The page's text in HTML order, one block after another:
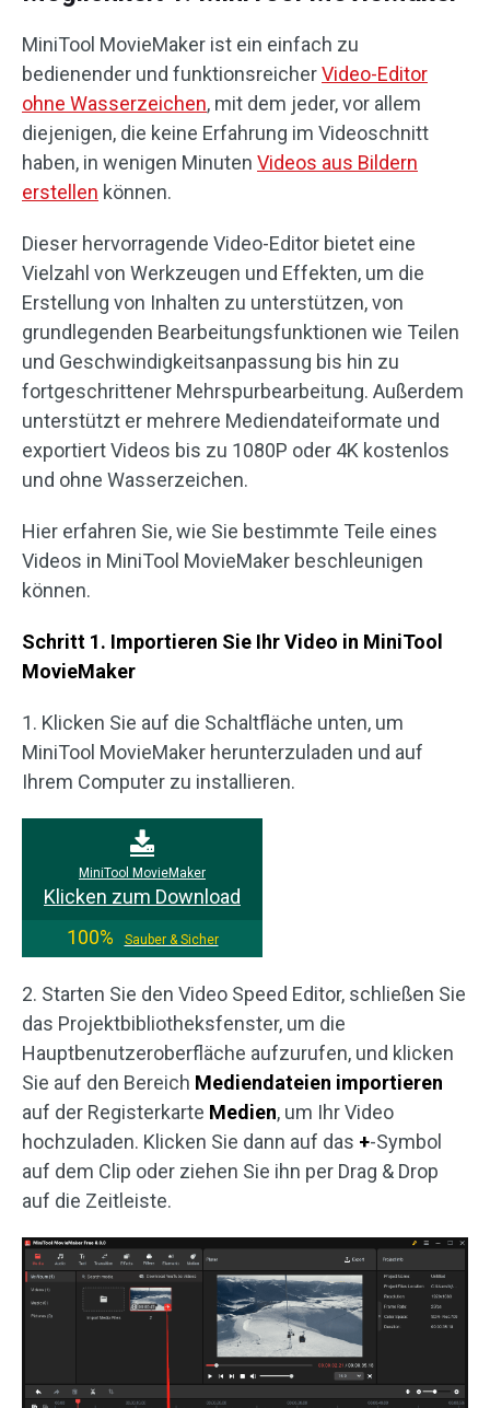
MiniTool MovieMaker ist ein einfach zu
bedienender und funktionsreicherVideo-Editor
ohne Wasserzeichen, mit dem jeder, vor allem
diejenigen, die keine Erfahrung im Videoschnitt
haben, in wenigen Minuten Videos aus Bildern
erstellen können.
Dieser hervorragende Video-Editor bietet eine
Vielzahl von Werkzeugen und Effekten, um die
Erstellung von Inhalten zu unterstützen, von
grundlegenden Bearbeitungsfunktionen wie Teilen
und Geschwindigkeitsanpassung bis hin zu
fortgeschrittener Mehrspurbearbeitung. Außerdem
unterstützt er mehrere Mediendateiformate und
exportiert Videos bis zu 1080P oder 4K kostenlos
und ohne Wasserzeichen.
Hier erfahren Sie, wie Sie bestimmte Teile eines
Videos in MiniTool MovieMaker beschleunigen
können.
Schritt 1. Importieren Sie Ihr Video in MiniTool
MovieMaker
1. Klicken Sie auf die Schaltfläche unten, um
MiniTool MovieMaker herunterzuladen und auf
Ihrem Computer zu installieren.
MiniTool MovieMaker
Klicken zum Download
100%
Sauber & Sicher
2. Starten Sie den Video Speed Editor, schließen Sie
das Projektbibliotheksfenster, um die
Hauptbenutzeroberfläche aufzurufen, und klicken
Sie auf den Bereich Mediendateien importieren
auf der Registerkarte Medien, um Ihr Video
hochzuladen. Klicken Sie dann auf das +-Symbol
auf dem Clip oder ziehen Sie ihn per Drag & Drop
auf die Zeitleiste.